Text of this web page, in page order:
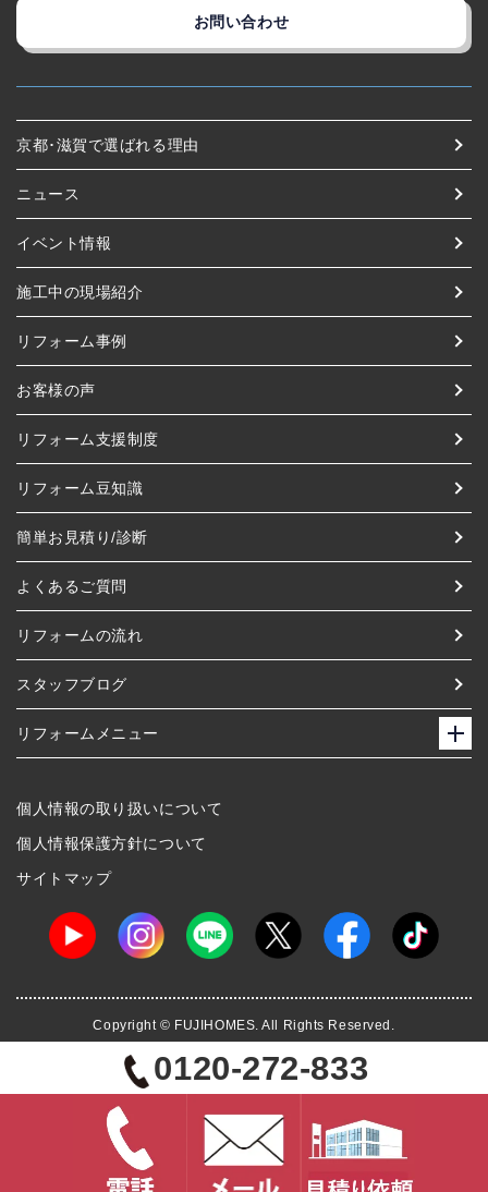
0120-272-833
お問い合わせ
京都･滋賀で選ばれる理由
ニュース
イベント情報
施工中の現場紹介
リフォーム事例
お客様の声
リフォーム支援制度
リフォーム豆知識
簡単お見積り/診断
よくあるご質問
リフォームの流れ
スタッフブログ
リフォームメニュー
個人情報の取り扱いについて
個人情報保護方針について
サイトマップ
Copyright © FUJIHOMES. All Rights Reserved.